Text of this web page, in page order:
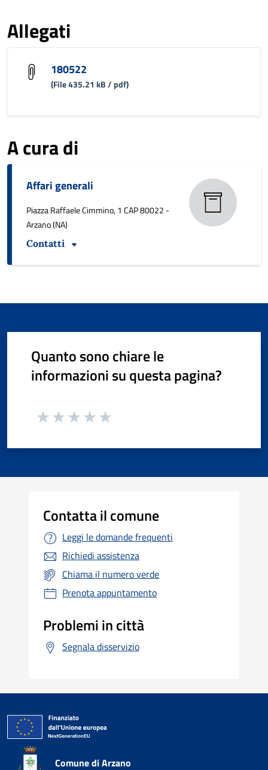
Allegati
180522
(File 435.21 kB / pdf)
A cura di
Affari generali
Piazza Raffaele Cimmino, 1 CAP 80022 -
Arzano (NA)
Contatti
Quanto sono chiare le
informazioni su questa pagina?
Contatta il comune
Leggi le domande frequenti
Richiedi assistenza
Chiama il numero verde
Prenota appuntamento
Problemi in città
Segnala disservizio
Comune di Arzano